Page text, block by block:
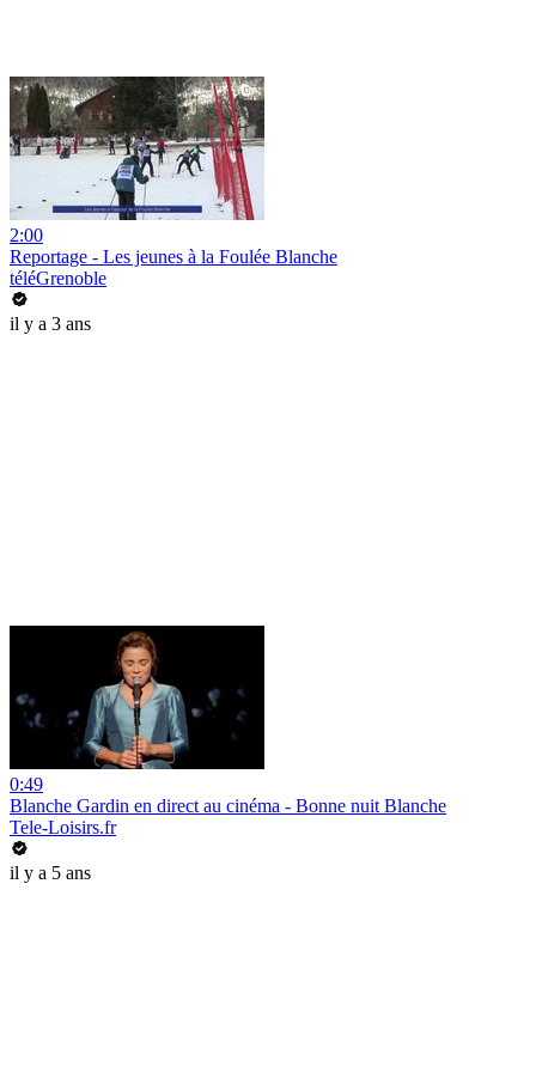
2:00
Reportage - Les jeunes à la Foulée Blanche
téléGrenoble
il y a 3 ans
0:49
Blanche Gardin en direct au cinéma - Bonne nuit Blanche
Tele-Loisirs.fr
il y a 5 ans